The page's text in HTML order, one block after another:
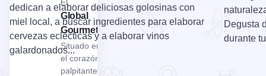
El...
Global
Gourmet
Situado en
el corazón
palpitante
Ver Global Gourmet
dedican a elaborar deliciosas golosinas con
miel local, a buscar ingredientes para elaborar
cervezas eclécticas y a elaborar vinos
galardonados...
Degusta
durante